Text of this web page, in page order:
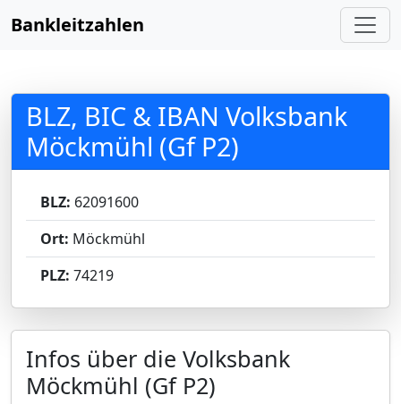
Bankleitzahlen
BLZ, BIC & IBAN Volksbank
Möckmühl (Gf P2)
BLZ: 62091600
Ort: Möckmühl
PLZ: 74219
Infos über die Volksbank
Möckmühl (Gf P2)